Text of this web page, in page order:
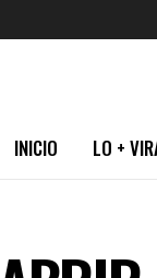
INICIO LO +